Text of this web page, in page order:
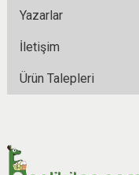
Yazarlar
İletişim
Ürün Talepleri